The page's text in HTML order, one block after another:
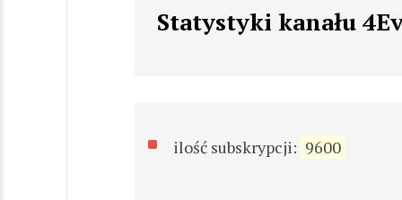
Statystyki kanału
ilość subskrypcji: 9600